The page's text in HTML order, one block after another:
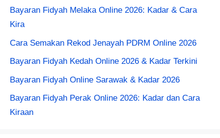
Bayaran Fidyah Melaka Online 2026: Kadar & Cara
Kira
Cara Semakan Rekod Jenayah PDRM Online 2026
Bayaran Fidyah Kedah Online 2026 & Kadar Terkini
Bayaran Fidyah Online Sarawak & Kadar 2026
Bayaran Fidyah Perak Online 2026: Kadar dan Cara
Kiraan